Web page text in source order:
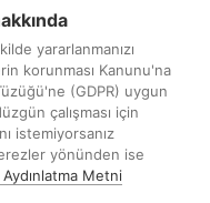
bu sektörlerle
yayınlayan bir
yararlanmanızı
korunması Kanunu'na
(GDPR) uygun
çalışması için
istemiyorsanız
yönünden ise
Metni